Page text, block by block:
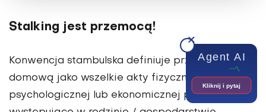
Stalking jest przemocą!
Konwencja stambulska definiuje przemoc
domową jako wszelkie akty fizycznej, seksualnej,
psychologicznej lub ekonomicznej przemocy
Agent AI
Kliknij i pytaj